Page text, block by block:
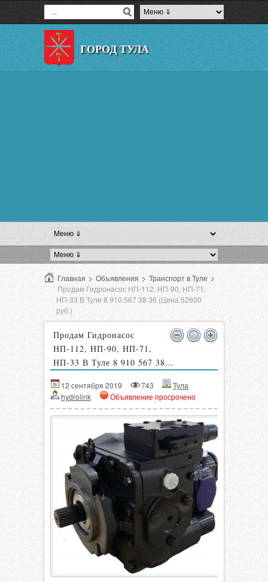
ГОРОД ТУЛА
Главная > Объявления > Транспорт в Туле >
Продам Гидронасос НП-112, НП-90, НП-71,
НП-33 В Туле 8 910 567 38 36 (Цена 52600
руб.)
Продам Гидронасос
НП-112, НП-90, НП-71,
НП-33 В Туле 8 910 567 38...
12 сентября 2019 743
Тула
hydrolink
Объявление просрочено